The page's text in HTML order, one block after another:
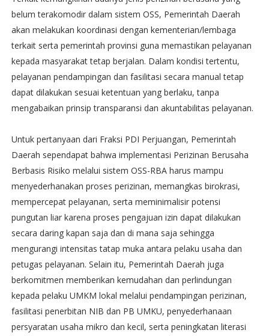
belum terakomodir dalam sistem OSS, Pemerintah Daerah
akan melakukan koordinasi dengan kementerian/lembaga
terkait serta pemerintah provinsi guna memastikan pelayanan
kepada masyarakat tetap berjalan. Dalam kondisi tertentu,
pelayanan pendampingan dan fasilitasi secara manual tetap
dapat dilakukan sesuai ketentuan yang berlaku, tanpa
mengabaikan prinsip transparansi dan akuntabilitas pelayanan.
Untuk pertanyaan dari Fraksi PDI Perjuangan, Pemerintah
Daerah sependapat bahwa implementasi Perizinan Berusaha
Berbasis Risiko melalui sistem OSS-RBA harus mampu
menyederhanakan proses perizinan, memangkas birokrasi,
mempercepat pelayanan, serta meminimalisir potensi
pungutan liar karena proses pengajuan izin dapat dilakukan
secara daring kapan saja dan di mana saja sehingga
mengurangi intensitas tatap muka antara pelaku usaha dan
petugas pelayanan. Selain itu, Pemerintah Daerah juga
berkomitmen memberikan kemudahan dan perlindungan
kepada pelaku UMKM lokal melalui pendampingan perizinan,
fasilitasi penerbitan NIB dan PB UMKU, penyederhanaan
persyaratan usaha mikro dan kecil, serta peningkatan literasi